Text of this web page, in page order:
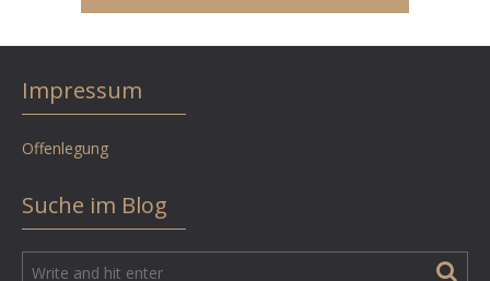
Impressum
Offenlegung
Suche im Blog